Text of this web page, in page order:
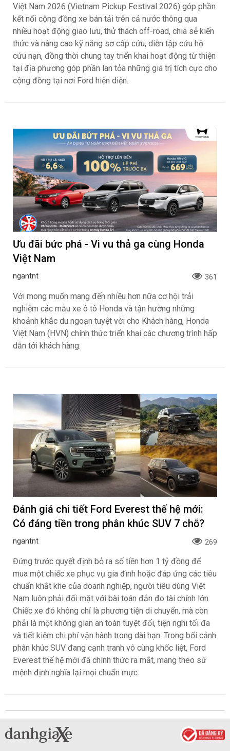
Việt Nam 2026 (Vietnam Pickup Festival 2026) góp phần
kết nối cộng đồng xe bán tải trên cả nước thông qua
nhiều hoạt động giao lưu, thử thách off-road, chia sẻ kiến
thức và nâng cao kỹ năng sơ cấp cứu, diễn tập cứu hộ
cứu nạn, đồng thời chung tay triển khai hoạt động từ thiện
tại địa phương góp phần lan tỏa những giá trị tích cực cho
cộng đồng tại nơi Ford hiện diện.
Ưu đãi bức phá - Vi vu thả ga cùng Honda
Việt Nam
ngantnt 361
Với mong muốn mang đến nhiều hơn nữa cơ hội trải
nghiệm các mẫu xe ô tô Honda và tận hưởng những
khoảnh khắc du ngoạn tuyệt vời cho Khách hàng, Honda
Việt Nam (HVN) chính thức triển khai các chương trình hấp
dẫn tới khách hàng:
Đánh giá chi tiết Ford Everest thế hệ mới:
Có đáng tiền trong phân khúc SUV 7 chỗ?
ngantnt 269
Đứng trước quyết định bỏ ra số tiền hơn 1 tỷ đồng để
mua một chiếc xe phục vụ gia đình hoặc đáp ứng các tiêu
chuẩn khắt khe của doanh nghiệp, người tiêu dùng Việt
Nam luôn phải đối mặt với bài toán đắn đo tài chính lớn.
Chiếc xe đó không chỉ là phương tiện di chuyển, mà còn
phải là một không gian an toàn tuyệt đối, tiện nghi tối đa
và tiết kiệm chi phí vận hành trong dài hạn. Trong bối cảnh
phân khúc SUV đang cạnh tranh vô cùng khốc liệt, Ford
Everest thế hệ mới đã chính thức ra mắt, mang theo sứ
mệnh định nghĩa lại mọi chuẩn mực